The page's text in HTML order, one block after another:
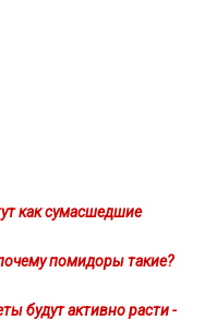
как сумасшедшие
помидоры такие?
будут активно расти -